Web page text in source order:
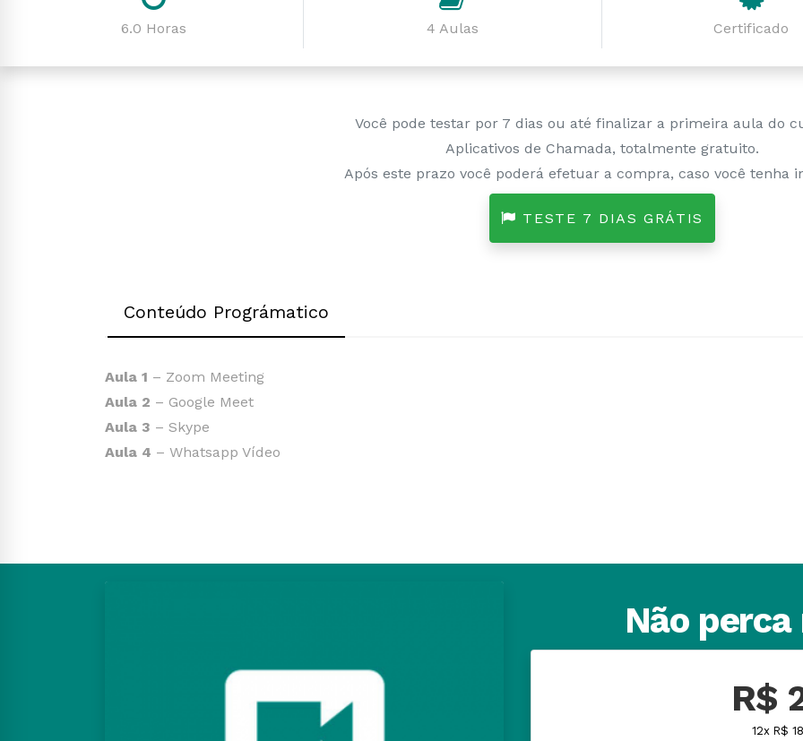
6.0 Horas 4 Aulas Certificado
Você pode testar por 7 dias ou até finalizar a primeira aula do
Aplicativos de Chamada, totalmente gratuito.
Após este prazo você poderá efetuar a compra, caso você tenha
TESTE 7 DIAS GRÁTIS
Conteúdo Prográmatico
Aula 1 – Zoom Meeting
Aula 2 – Google Meet
Aula 3 – Skype
Aula 4 – Whatsapp Vídeo
Não
R$
12x R$